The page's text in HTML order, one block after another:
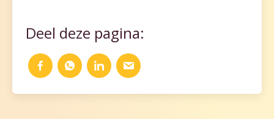
Deel deze pagina: